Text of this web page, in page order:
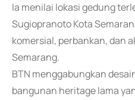
Ia menilai lokasi gedung
Sugiopranoto Kota
komersial, perbankan, dan
Semarang.
BTN menggabungkan
bangunan heritage lama